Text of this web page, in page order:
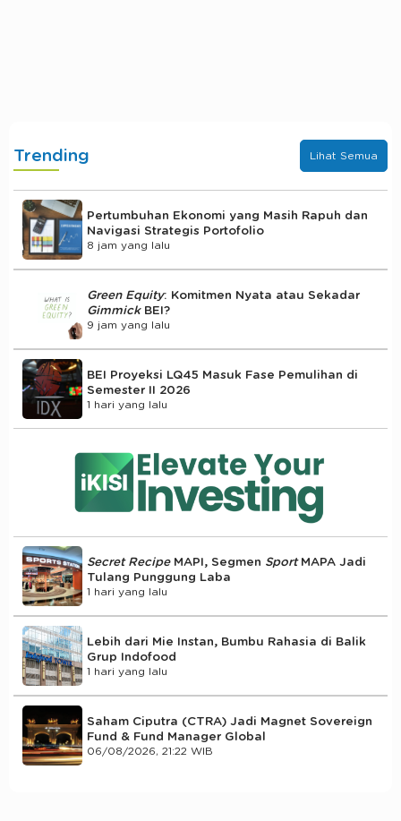
Trending Lihat Semua
Pertumbuhan Ekonomi yang Masih Rapuh dan
Navigasi Strategis Portofolio
8 jam yang lalu
Green Equity: Komitmen Nyata atau Sekadar
Gimmick BEI?
9 jam yang lalu
BEI Proyeksi LQ45 Masuk Fase Pemulihan di
Semester II 2026
1 hari yang lalu
Secret RecipeMAPI, Segmen Sport MAPA Jadi
Tulang Punggung Laba
1 hari yang lalu
Lebih dari Mie Instan, Bumbu Rahasia di Balik
Grup Indofood
1 hari yang lalu
Saham Ciputra (CTRA) Jadi Magnet Sovereign
Fund & Fund Manager Global
06/08/2026, 21:22 WIB